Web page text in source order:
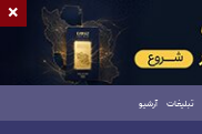
تبلیغات آرشیو
×